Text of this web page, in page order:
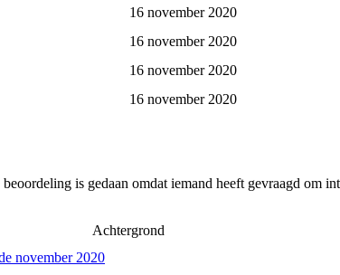
16 november 2020
16 november 2020
16 november 2020
16 november 2020
is gedaan omdat iemand heeft gevraagd om
Achtergrond
november 2020